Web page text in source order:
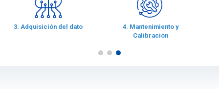
5. Formación 6. Explotación del dato